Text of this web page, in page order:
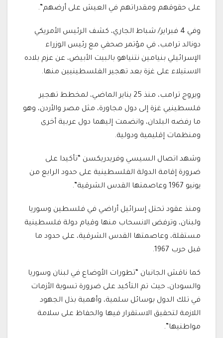
على حقوقهم ومقدراتهم في العيش على أرضهم”.
وفي 4 فبراير/ شباط الجاري، كشف الرئيس الأمريكي
دونالد ترامب، في مؤتمر صحفي مع رئيس الوزراء
الإسرائيلي بنيامين نتنياهو بالبيت الأبيض، عن عزم بلاده
الاستيلاء على غزة بعد تهجير الفلسطينيين منها.
ويروج ترامب، منذ 25 يناير الماضي، لمخطط تهجير
فلسطينيي غزة إلى دول مجاورة، مثل مصر والأردن، وهو
ما رفضه البلدان، وانضمت إليهما دول عربية أخرى
ومنظمات إقليمية ودولية.
وشهد اتصال السيسي وفريدريكسن “تأكيدا على
ضرورة إقامة الدولة الفلسطينية على حدود الرابع من
يونيو 1967 وعاصمتها القدس الشرقية”.
ومنذ عقود تحتل إسرائيل أراضي في فلسطين وسوريا
ولبنان، وترفض الانسحاب منها وقيام دولة فلسطينية
مستقلة، وعاصمتها القدس الشرقية، على حدود ما
قبل حرب 1967.
كما ناقش الجانبان “تطورات الأوضاع في لبنان وسوريا
والسودان، حيث تم التأكيد على ضرورة تسوية الأزمات
في تلك الدول بوسائل سلمية، وأهمية بذل الجهود
اللازمة لتحقيق الاستقرار فيها والحفاظ على سلامة
مواطنيها”.